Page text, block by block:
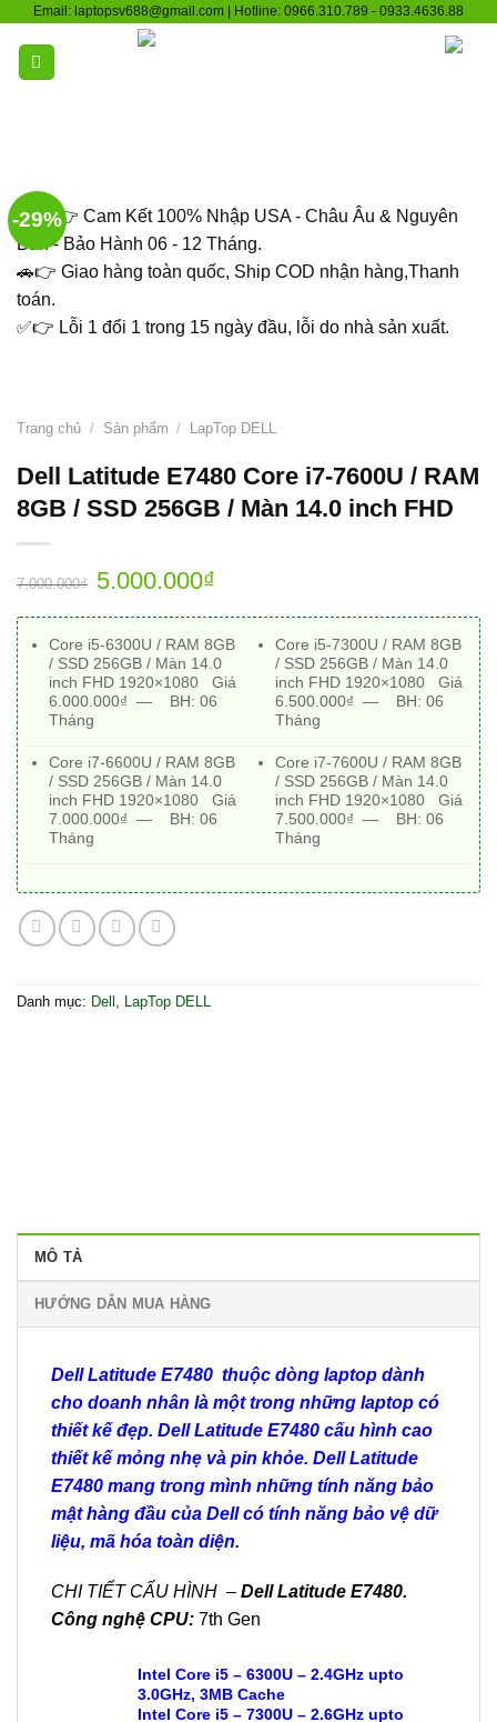
content
Email: laptopsv688@gmail.com | Hotline: 0966.310.789 - 0933.4636.88
-29%
🇻🇳 👉 Cam Kết 100% Nhập USA - Châu Âu & Nguyên
Bản - Bảo Hành 06 - 12 Tháng.
🚗👉 Giao hàng toàn quốc, Ship COD nhận hàng,Thanh
toán.
✅👉 Lỗi 1 đổi 1 trong 15 ngày đầu, lỗi do nhà sản xuất.
Trang chủ / Sản phẩm / LapTop DELL
Dell Latitude E7480 Core i7-7600U / RAM
8GB / SSD 256GB / Màn 14.0 inch FHD
7.000.000₫ 5.000.000₫
Core i5-6300U / RAM 8GB
/ SSD 256GB / Màn 14.0
inch FHD 1920×1080 Giá
6.000.000₫ —
BH: 06
Tháng
Core i5-7300U / RAM 8GB
/ SSD 256GB / Màn 14.0
inch FHD 1920×1080 Giá
6.500.000₫ —
BH:06
Tháng
Core i7-6600U / RAM 8GB
/ SSD 256GB / Màn 14.0
inch FHD 1920×1080 Giá
7 .000.000₫ — BH: 06
Tháng
Core i7-7600U / RAM 8GB
/ SSD 256GB / Màn 14.0
inch FHD 1920×1080 Giá
7.500.000₫ —
BH:06
Tháng
Danh mục: Dell LapTop DELL
MÔ TẢ
HƯỚNG DẪN MUA HÀNG
Dell Latitude E7480 thuộc dòng laptop dành
cho doanh nhân là một trong những laptop có
thiết kế đẹp. Dell Latitude E7480 cấu hình cao
thiết kế mỏng nhẹ và pin khỏe. Dell Latitude
E7480 mang trong mình những tính năng bảo
mật hàng đầu của Dell có tính năng bảo vệ dữ
liệu, mã hóa toàn diện.
CHI TIẾT CẤU HÌNH – Dell Latitude E7480.
Công nghệ CPU: 7th Gen
Intel Core i5 – 6300U – 2.4GHz upto
3.0GHz, 3MB Cache
Intel Core i5 – 7300U – 2.6GHz upto